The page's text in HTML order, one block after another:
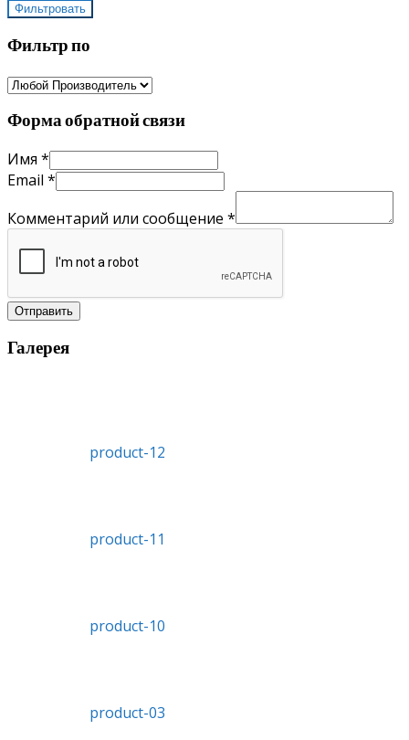
Фильтровать
Фильтр по
Форма обратной связи
Имя *
Email *
Комментарий или сообщение *
Отправить
Галерея
product-12
product-11
product-10
product-03